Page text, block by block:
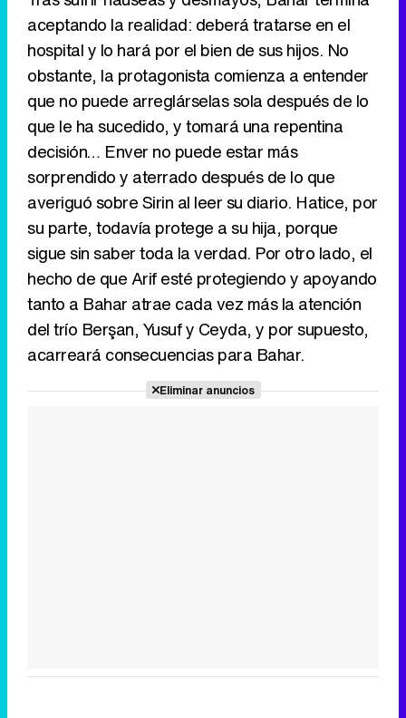
Tráiler de '33 días', la nueva serie de Atresplayer con Julián Villagrán y José Manuel Poga
Canción ganadora de Eurovisión 2026: DARA con "Bangaranga" por Bulgaria
aceptando la realidad: deberá tratarse en el
hospital y lo hará por el bien de sus hijos. No
obstante, la protagonista comienza a entender
que no puede arreglárselas sola después de lo
que le ha sucedido, y tomará una repentina
decisión… Enver no puede estar más
sorprendido y aterrado después de lo que
averiguó sobre Sirin al leer su diario. Hatice, por
su parte, todavía protege a su hija, porque
sigue sin saber toda la verdad. Por otro lado, el
hecho de que Arif esté protegiendo y apoyando
tanto a Bahar atrae cada vez más la atención
del trío Berşan, Yusuf y Ceyda, y por supuesto,
acarreará consecuencias para Bahar.
Eliminar anuncios